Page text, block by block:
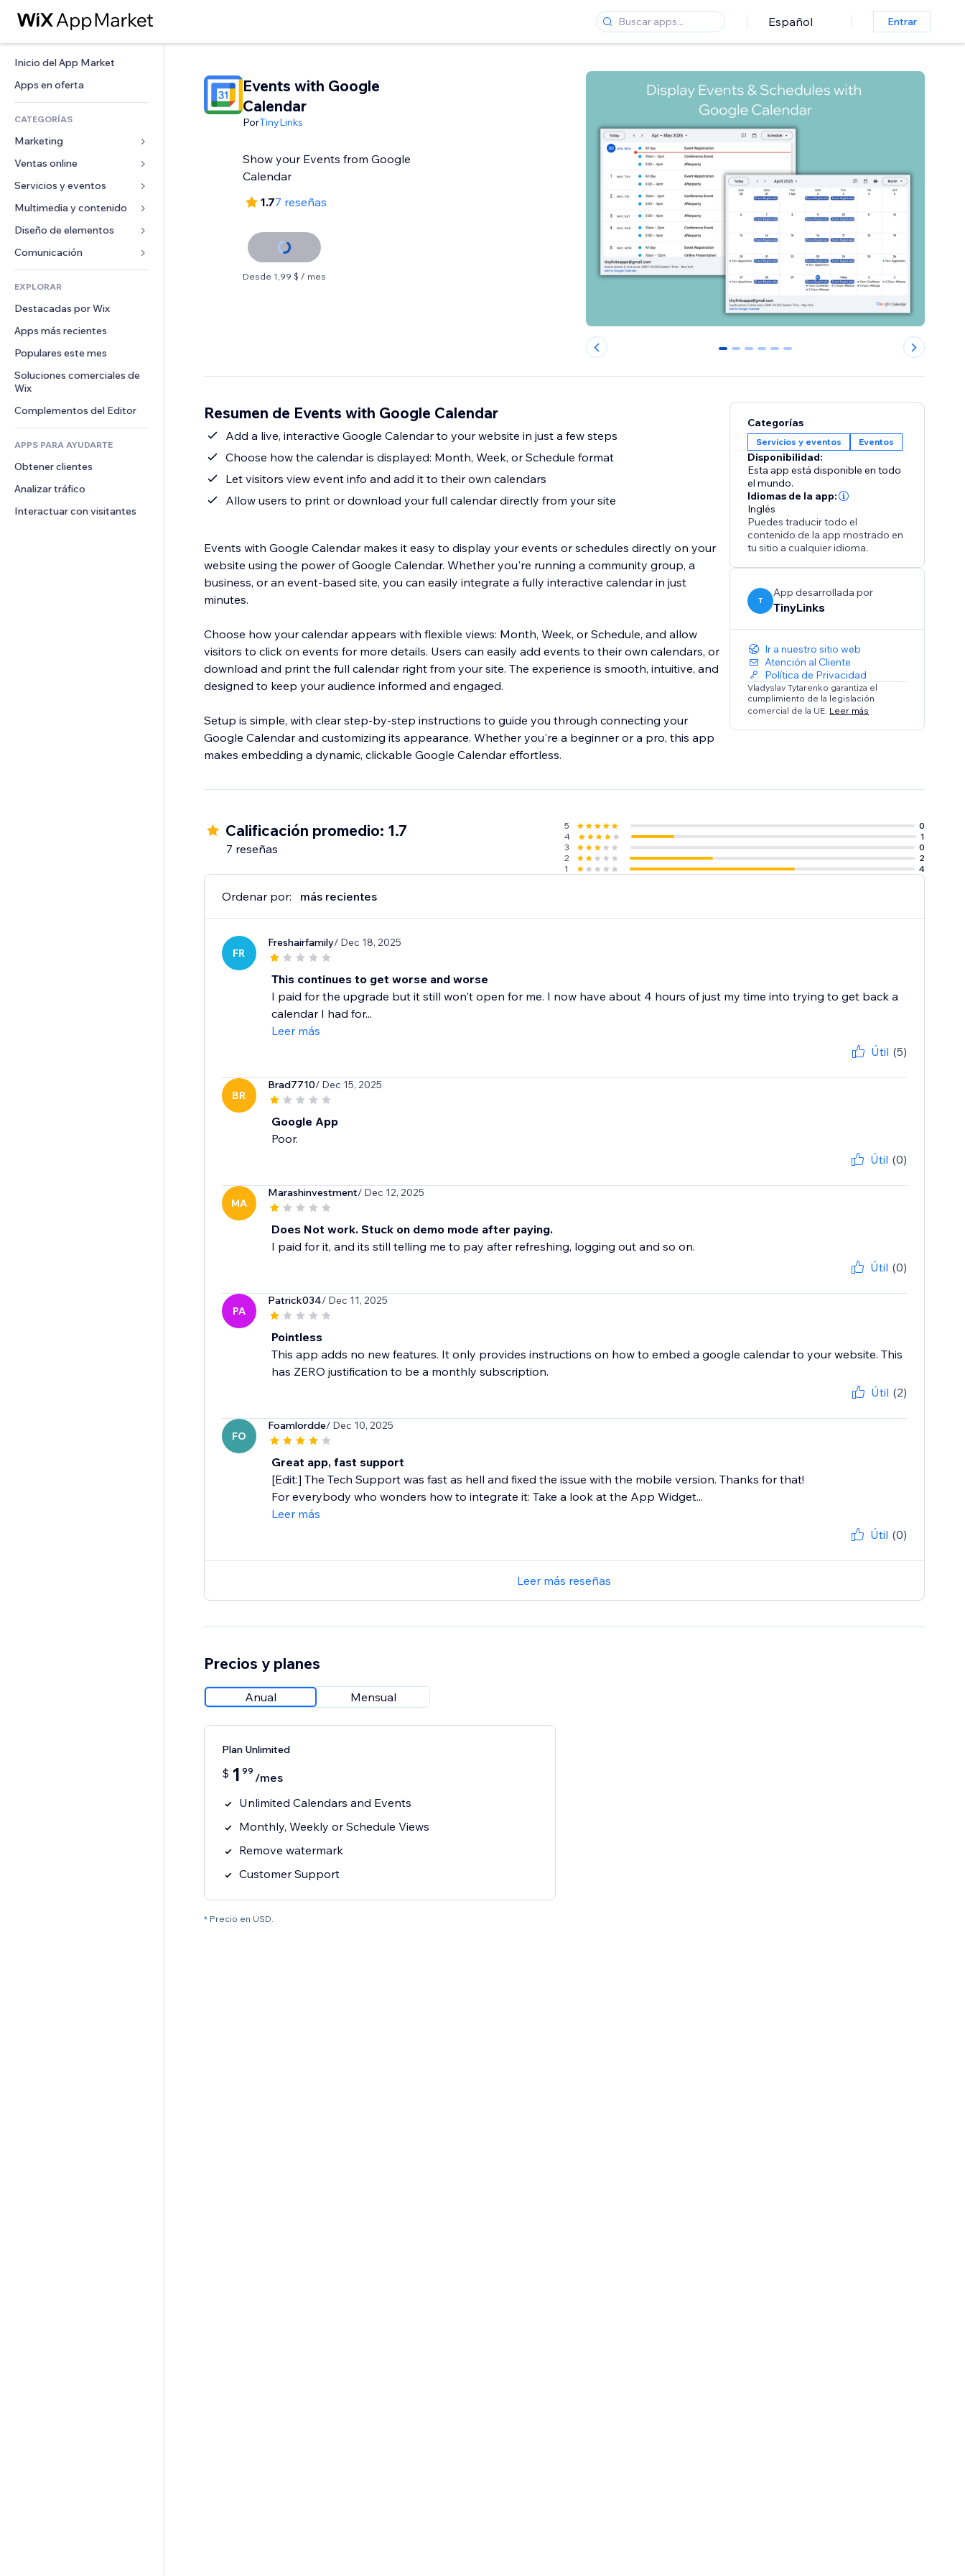
Español Entrar
Inicio del App Market
Apps en oferta
CATEGORÍAS
Marketing
Anuncios
Móvil
Analíticas
Anuncios del sitio
Email
Ventas online
Apps para tiendas
Envíos y entregas
Botones de venta
Contabilidad
Cupones y fidelización
Almacenamiento de mercancía
Crowdfunding
Alimentos y bebidas
Servicios y eventos
Hoteles
Eventos
Restaurantes
Inmobiliarias
Reservas
Multimedia y contenido
Galerías
Música
Pódcast
Fotografía
Video
PDF
Compartir archivos
Noticias
Servicios de contenido
Efectos de texto
Diseño de elementos
Mapas y navegación
Privacidad y seguridad
Reloj
Plantillas para páginas
Efectos de imágenes
Botones y menús
Banners e insignias
Calculadoras
Buscar
Formularios
Encuestas
Chat
Comentarios
Teléfono
Comunidad
Reseñas y testimonios
EXPLORAR
Destacadas por Wix
Apps más recientes
Populares este mes
Soluciones comerciales de
Wix
Complementos del Editor
APPS PARA AYUDARTE
Obtener clientes
Analizar tráfico
Interactuar con visitantes
Events with Google
Calendar
PorTinyLinks
Show your Events from Google
Calendar
1.77 reseñas
Desde 1,99 $ / mes
0 1 2 3 4 5
Resumen de Events with Google Calendar
Add a live, interactive Google Calendar to your website in just a few steps
Choose how the calendar is displayed: Month, Week, or Schedule format
Let visitors view event info and add it to their own calendars
Allow users to print or download your full calendar directly from your site
Events with Google Calendar makes it easy to display your events or schedules directly on your
website using the power of Google Calendar. Whether you're running a community group, a
business, or an event-based site, you can easily integrate a fully interactive calendar in just
minutes.
Choose how your calendar appears with flexible views: Month, Week, or Schedule, and allow
visitors to click on events for more details. Users can easily add events to their own calendars, or
download and print the full calendar right from your site. The experience is smooth, intuitive, and
designed to keep your audience informed and engaged.
Setup is simple, with clear step-by-step instructions to guide you through connecting your
Google Calendar and customizing its appearance. Whether you're a beginner or a pro, this app
makes embedding a dynamic, clickable Google Calendar effortless.
Categorías
Servicios y eventos Eventos
Disponibilidad:
Esta app está disponible en todo
el mundo.
Idiomas de la app:
Inglés
Puedes traducir todo el
contenido de la app mostrado en
tu sitio a cualquier idioma.
T
App desarrollada por
TinyLinks
Ir a nuestro sitio web
Atención al Cliente
Política de Privacidad
Vladyslav Tytarenko garantiza el
cumplimiento de la legislación
comercial de la UE. Leer más
Calificación promedio: 1.7
7 reseñas
5
0
4
1
3
0
2
2
1
4
Ordenar por: más recientes
FR
Freshairfamily/ Dec 18, 2025
This continues to get worse and worse
I paid for the upgrade but it still won't open for me. I now have about 4 hours of just my time into trying to get back a
calendar I had for...
Leer más
Útil (5)
BR
Brad7710/ Dec 15, 2025
Google App
Poor.
Útil (0)
MA
Marashinvestment/ Dec 12, 2025
Does Not work. Stuck on demo mode after paying.
I paid for it, and its still telling me to pay after refreshing, logging out and so on.
Útil (0)
PA
Patrick034/ Dec 11, 2025
Pointless
This app adds no new features. It only provides instructions on how to embed a google calendar to your website. This
has ZERO justification to be a monthly subscription.
Útil (2)
FO
Foamlordde/ Dec 10, 2025
Great app, fast support
[Edit:] The Tech Support was fast as hell and fixed the issue with the mobile version. Thanks for that!
For everybody who wonders how to integrate it: Take a look at the App Widget...
Leer más
Útil (0)
Leer más reseñas
Precios y planes
Anual Mensual
Plan Unlimited
$ 1 99 /mes
Unlimited Calendars and Events
Monthly, Weekly or Schedule Views
Remove watermark
Customer Support
* Precio en USD.